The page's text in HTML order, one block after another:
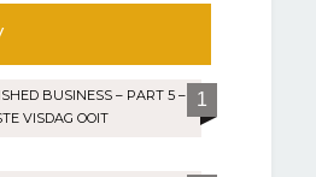
BUSINESS – PART 5 –
VISDAG OOIT
1